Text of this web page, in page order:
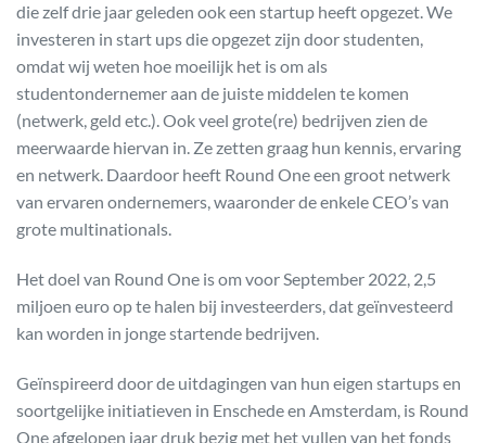
die zelf drie jaar geleden ook een startup heeft opgezet. We
investeren in start ups die opgezet zijn door studenten,
omdat wij weten hoe moeilijk het is om als
studentondernemer aan de juiste middelen te komen
(netwerk, geld etc.). Ook veel grote(re) bedrijven zien de
meerwaarde hiervan in. Ze zetten graag hun kennis, ervaring
en netwerk. Daardoor heeft Round One een groot netwerk
van ervaren ondernemers, waaronder de enkele CEO’s van
grote multinationals.
Het doel van Round One is om voor September 2022, 2,5
miljoen euro op te halen bij investeerders, dat geïnvesteerd
kan worden in jonge startende bedrijven.
Geïnspireerd door de uitdagingen van hun eigen startups en
soortgelijke initiatieven in Enschede en Amsterdam, is Round
One afgelopen jaar druk bezig met het vullen van het fonds